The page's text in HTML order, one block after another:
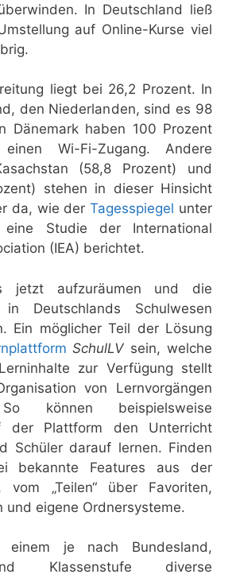
In Deutschland ließ
auf Online-Kurse viel
liegt bei 26,2 Prozent. In
den Niederlanden, sind es 98
Dänemark haben 100 Prozent
Wi-Fi-Zugang. Andere
(58,8 Prozent) und
stehen in dieser Hinsicht
da, wie derTagesspiegel unter
Studie der International
(IEA) berichtet.
jetzt aufzuräumen und die
in Deutschlands Schulwesen
Ein möglicher Teil der Lösung
SchulLV sein, welche
zur Verfügung stellt
von Lernvorgängen
können beispielsweise
der Plattform den Unterricht
Schüler darauf lernen. Finden
bekannte Features aus der
vom „Teilen“ über Favoriten,
und eigene Ordnersysteme.
einem je nach Bundesland,
Klassenstufe diverse